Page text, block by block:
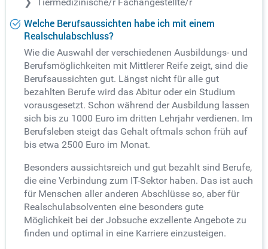
Welche Berufsaussichten habe ich mit einem
Realschulabschluss?
Wie die Auswahl der verschiedenen Ausbildungs- und
Berufsmöglichkeiten mit Mittlerer Reife zeigt, sind die
Berufsaussichten gut. Längst nicht für alle gut
bezahlten Berufe wird das Abitur oder ein Studium
vorausgesetzt. Schon während der Ausbildung lassen
sich bis zu 1000 Euro im dritten Lehrjahr verdienen. Im
Berufsleben steigt das Gehalt oftmals schon früh auf
bis etwa 2500 Euro im Monat.
Besonders aussichtsreich und gut bezahlt sind Berufe,
die eine Verbindung zum IT-Sektor haben. Das ist auch
für Menschen aller anderen Abschlüsse so, aber für
Realschulabsolventen eine besonders gute
Möglichkeit bei der Jobsuche exzellente Angebote zu
finden und optimal in eine Karriere einzusteigen.